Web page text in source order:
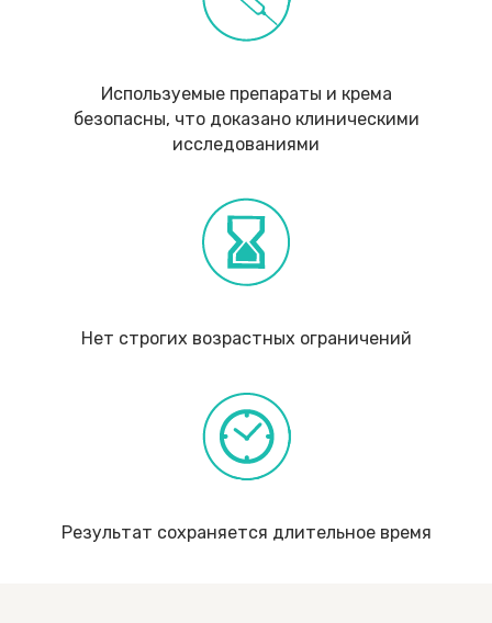
Используемые препараты и крема
безопасны, что доказано клиническими
исследованиями
Нет строгих возрастных ограничений
Результат сохраняется длительное время